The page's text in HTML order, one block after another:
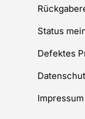
Status
Defektes
Impressum